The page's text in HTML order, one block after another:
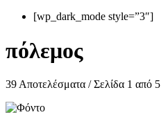
[wp_dark_mode style=”3″]
πόλεμος
39 Αποτελέσματα / Σελίδα 1 από 5